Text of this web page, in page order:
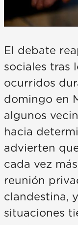
El debate
sociales tras
ocurridos
domingo en
algunos
hacia
advierten
cada vez
reunión
clandestina,
situaciones